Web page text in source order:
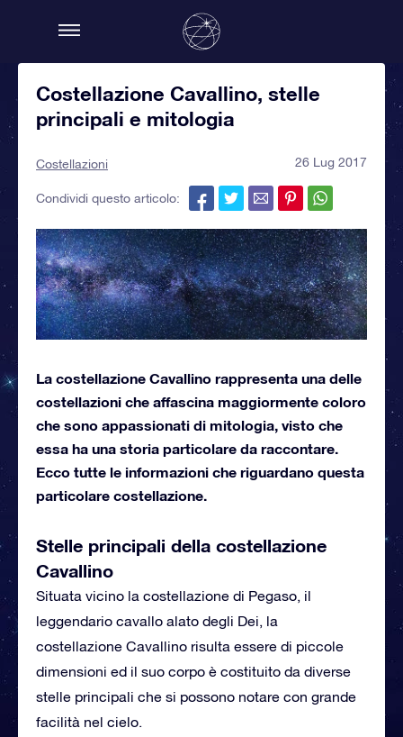
Costellazione Cavallino, stelle
principali e mitologia
Costellazioni 26 Lug 2017
Condividi questo articolo:
La costellazione Cavallino rappresenta una delle
costellazioni che affascina maggiormente coloro
che sono appassionati di mitologia, visto che
essa ha una storia particolare da raccontare.
Ecco tutte le informazioni che riguardano questa
particolare costellazione.
Stelle principali della costellazione
Cavallino
Situata vicino la costellazione di Pegaso, il
leggendario cavallo alato degli Dei, la
costellazione Cavallino risulta essere di piccole
dimensioni ed il suo corpo è costituito da diverse
stelle principali che si possono notare con grande
facilità nel cielo.